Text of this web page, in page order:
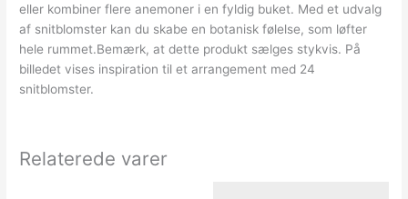
eller kombiner flere anemoner i en fyldig buket. Med et udvalg
af snitblomster kan du skabe en botanisk følelse, som løfter
hele rummet.Bemærk, at dette produkt sælges stykvis. På
billedet vises inspiration til et arrangement med 24
snitblomster.
Relaterede varer